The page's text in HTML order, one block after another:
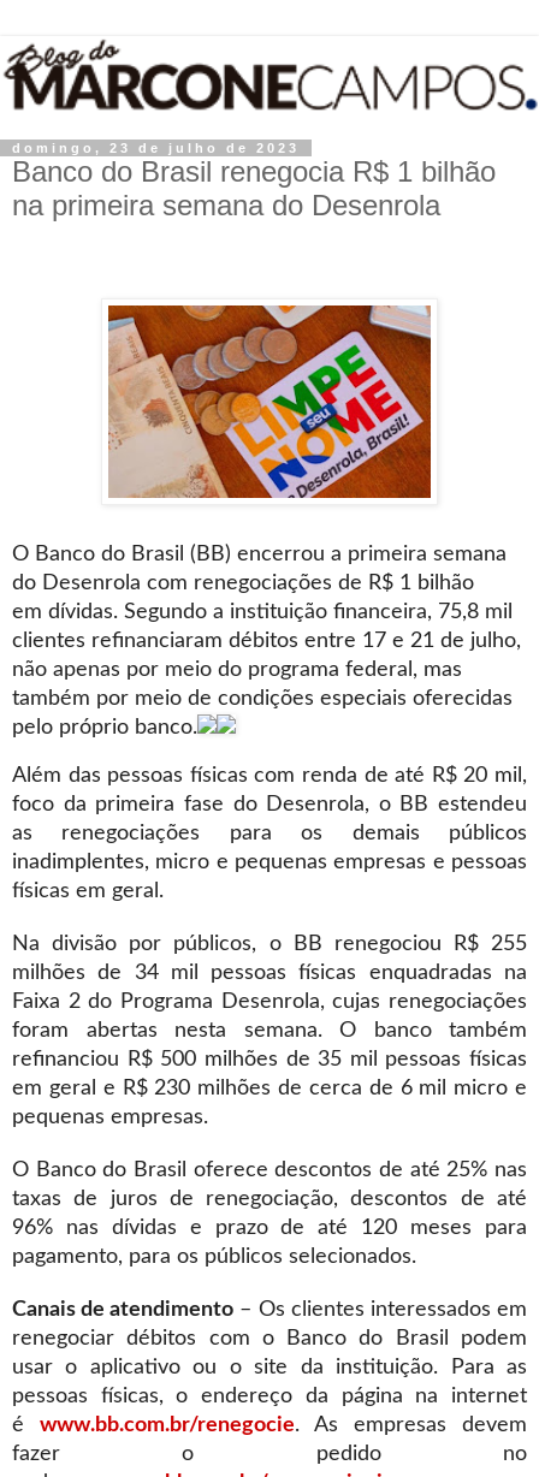
domingo, 23 de julho de 2023
Banco do Brasil renegocia R$ 1 bilhão
na primeira semana do Desenrola
O Banco do Brasil (BB) encerrou a primeira semana
do Desenrola com renegociações de R$ 1 bilhão
em dívidas. Segundo a instituição financeira, 75,8 mil
clientes refinanciaram débitos entre 17 e 21 de julho,
não apenas por meio do programa federal, mas
também por meio de condições especiais oferecidas
pelo próprio banco.
Além das pessoas físicas com renda de até R$ 20 mil,
foco da primeira fase do Desenrola, o BB estendeu
as renegociações para os demais públicos
inadimplentes, micro e pequenas empresas e pessoas
físicas em geral.
Na divisão por públicos, o BB renegociou R$ 255
milhões de 34 mil pessoas físicas enquadradas na
Faixa 2 do Programa Desenrola, cujas renegociações
foram abertas nesta semana. O banco também
refinanciou R$ 500 milhões de 35 mil pessoas físicas
em geral e R$ 230 milhões de cerca de 6 mil micro e
pequenas empresas.
O Banco do Brasil oferece descontos de até 25% nas
taxas de juros de renegociação, descontos de até
96% nas dívidas e prazo de até 120 meses para
pagamento, para os públicos selecionados.
Canais de atendimento – Os clientes interessados em
renegociar débitos com o Banco do Brasil podem
usar o aplicativo ou o site da instituição. Para as
pessoas físicas, o endereço da página na internet
é www.bb.com.br/renegocie. As empresas devem
fazer o pedido no